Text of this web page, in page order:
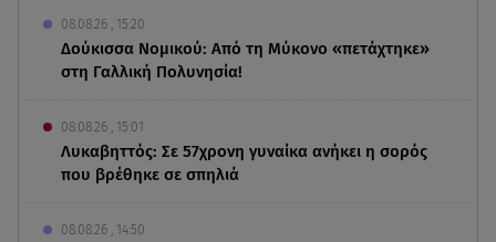
08.08.26 , 15:20
Δούκισσα Νομικού: Από τη Μύκονο «πετάχτηκε»
στη Γαλλική Πολυνησία!
08.08.26 , 15:01
Λυκαβηττός: Σε 57χρονη γυναίκα ανήκει η σορός
που βρέθηκε σε σπηλιά
08.08.26 , 14:50